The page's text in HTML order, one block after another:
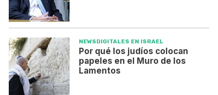
NEWSDIGITALES EN ISRAEL
Por qué los judíos colocan
papeles en el Muro de los
Lamentos